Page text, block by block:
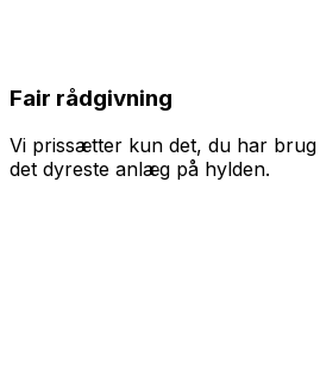
Fair rådgivning
Vi prissætter kun det, du har
det dyreste anlæg på hylden.